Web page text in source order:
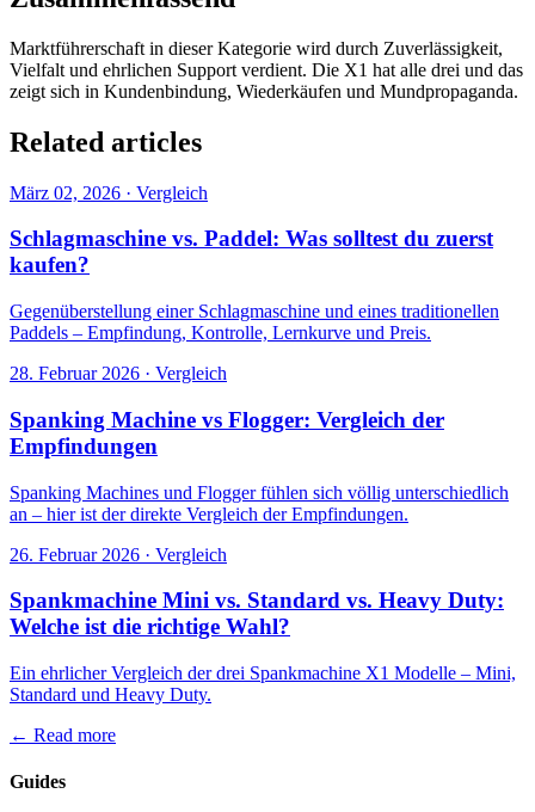
Marktführerschaft in dieser Kategorie wird durch Zuverlässigkeit,
Vielfalt und ehrlichen Support verdient. Die X1 hat alle drei und das
zeigt sich in Kundenbindung, Wiederkäufen und Mundpropaganda.
Related articles
März 02, 2026 · Vergleich
Schlagmaschine vs. Paddel: Was solltest du zuerst
kaufen?
Gegenüberstellung einer Schlagmaschine und eines traditionellen
Paddels – Empfindung, Kontrolle, Lernkurve und Preis.
28. Februar 2026 · Vergleich
Spanking Machine vs Flogger: Vergleich der
Empfindungen
Spanking Machines und Flogger fühlen sich völlig unterschiedlich
an – hier ist der direkte Vergleich der Empfindungen.
26. Februar 2026 · Vergleich
Spankmachine Mini vs. Standard vs. Heavy Duty:
Welche ist die richtige Wahl?
Ein ehrlicher Vergleich der drei Spankmachine X1 Modelle – Mini,
Standard und Heavy Duty.
← Read more
Guides